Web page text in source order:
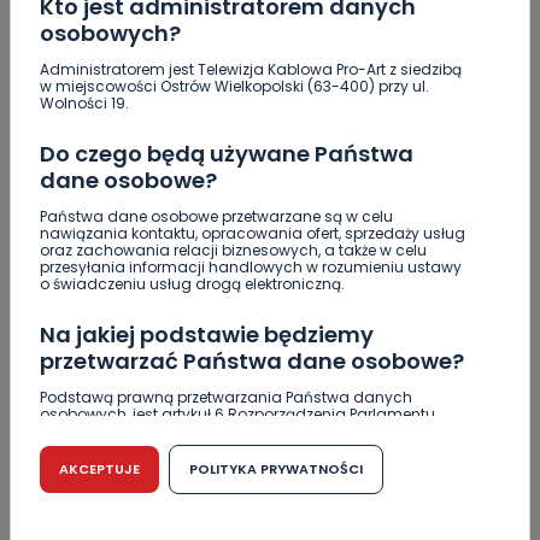
Kto jest administratorem danych
osobowych?
Administratorem jest Telewizja Kablowa Pro-Art z siedzibą
w miejscowości Ostrów Wielkopolski (63-400) przy ul.
Wolności 19.
Do czego będą używane Państwa
dane osobowe?
Państwa dane osobowe przetwarzane są w celu
nawiązania kontaktu, opracowania ofert, sprzedaży usług
oraz zachowania relacji biznesowych, a także w celu
przesyłania informacji handlowych w rozumieniu ustawy
o świadczeniu usług drogą elektroniczną.
Na jakiej podstawie będziemy
przetwarzać Państwa dane osobowe?
Podstawą prawną przetwarzania Państwa danych
osobowych, jest artykuł 6 Rozporządzenia Parlamentu
r. w sprawie ochrony osób fizycznych w związku z
przetwarzaniem danych osobowych w sprawie
swobodnego przepływu takich danych oraz uchylenia
dyrektywy 95/46/WE (RODO).
AKCEPTUJE POLITYKA PRYWATNOŚCI
Wiadomość
Email